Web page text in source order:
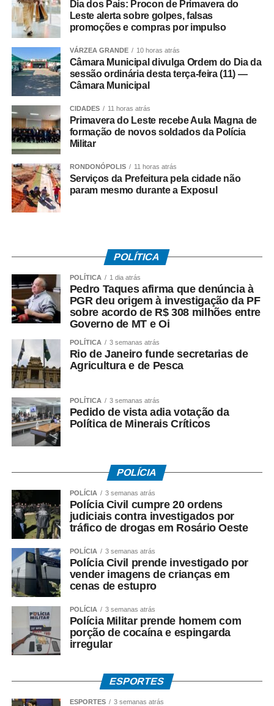
Fluminense.
Paralisação
No dia 27 de junho, o Sindicato dos Rodoviários ajuizou
o dissídio coletivo de greve e de natureza econômica. Na
concedeu liminar autorizando o início da paralisação.
Determinou a manutenção de, no mínimo, 50% da frota
operacional em cada linha e itinerário, sob pena de multa
de R$ 50 mil em caso de descumprimento da medida.
Dois dias depois, no dia 29 de junho, os rodoviários do
município do Rio de Janeiro iniciaram a paralisação. No
mas não houve acordo.
Entre as principais reivindicações da categoria estão
reajuste salarial, valorização dos pisos remuneratórios,
ampliação do auxílio-alimentação para R$ 1 mil e o
extraordinária.
COMENTE ABAIXO:
Dia dos Pais: Procon de Primavera do
Leste alerta sobre golpes, falsas
promoções e compras por impulso
VÁRZEA GRANDE 10 horas atrás
Câmara Municipal divulga Ordem do Dia da
sessão ordinária desta terça-feira (11) —
Câmara Municipal
CIDADES 11 horas atrás
Primavera do Leste recebe Aula Magna de
formação de novos soldados da Polícia
Militar
RONDONÓPOLIS 11 horas atrás
Serviços da Prefeitura pela cidade não
param mesmo durante a Exposul
POLÍTICA
POLÍTICA 1 dia atrás
Pedro Taques afirma que denúncia à
PGR deu origem à investigação da PF
sobre acordo de R$ 308 milhões entre
Governo de MT e Oi
POLÍTICA 3 semanas atrás
Rio de Janeiro funde secretarias de
Agricultura e de Pesca
POLÍTICA 3 semanas atrás
Pedido de vista adia votação da
Política de Minerais Críticos
POLÍCIA
POLÍCIA 3 semanas atrás
Polícia Civil cumpre 20 ordens
judiciais contra investigados por
tráfico de drogas em Rosário Oeste
POLÍCIA 3 semanas atrás
Polícia Civil prende investigado por
vender imagens de crianças em
cenas de estupro
POLÍCIA 3 semanas atrás
Polícia Militar prende homem com
porção de cocaína e espingarda
irregular
ESPORTES
ESPORTES 3 semanas atrás